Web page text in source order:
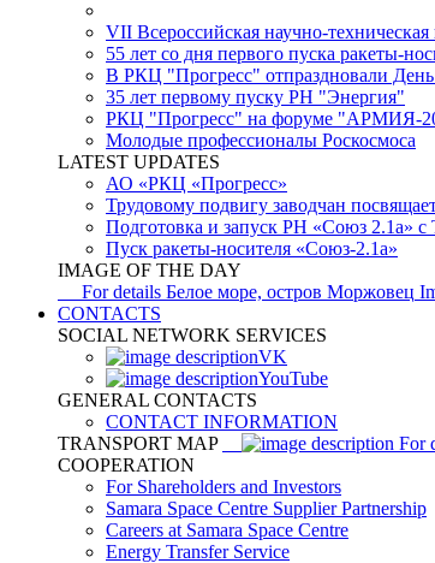
VII Всероссийская научно-
55 лет со дня первого пуска ракеты-
В РКЦ "Прогресс" отпраздновали День
35 лет первому пуску РН "Энергия"
РКЦ "Прогресс" на форуме "АРМИЯ-
Молодые профессионалы Роскосмоса
LATEST UPDATES
АО «РКЦ «Прогресс»
Трудовому подвигу заводчан
Подготовка и запуск РН «Союз 2.1а»
Пуск ракеты-носителя «Союз-2.1а»
IMAGE OF THE DAY
For details Белое море, остров Моржовец
CONTACTS
SOCIAL NETWORK SERVICES
VK
YouTube
GENERAL CONTACTS
CONTACT INFORMATION
TRANSPORT MAP
For
COOPERATION
For Shareholders and Investors
Samara Space Centre Supplier Partnership
Careers at Samara Space Centre
Energy Transfer Service